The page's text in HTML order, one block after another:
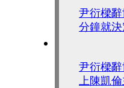
尹衍樑
分鐘就決
尹衍樑
上陳凱